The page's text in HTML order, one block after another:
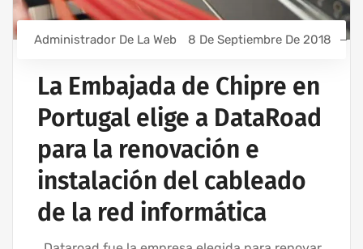
Administrador De La Web 8 De Septiembre De 2018
La Embajada de Chipre en
Portugal elige a DataRoad
para la renovación e
instalación del cableado
de la red informática